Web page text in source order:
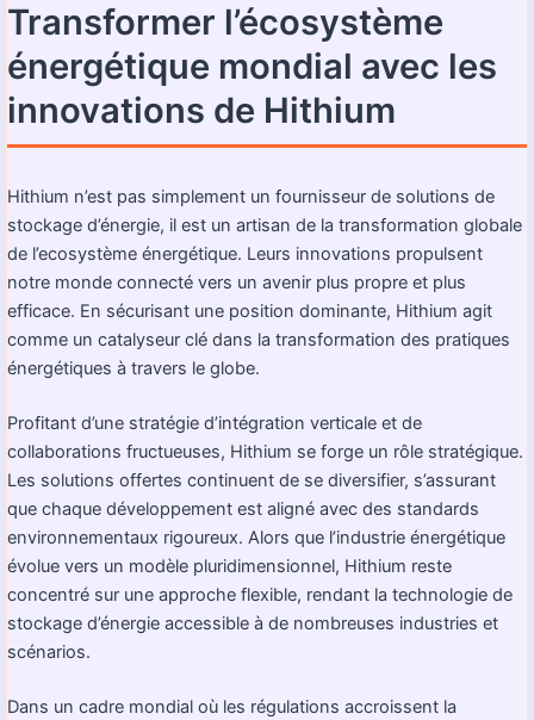
Transformer l’écosystème
énergétique mondial avec les
innovations de Hithium
Hithium n’est pas simplement un fournisseur de solutions de
stockage d’énergie, il est un artisan de la transformation globale
de l’ecosystème énergétique. Leurs innovations propulsent
notre monde connecté vers un avenir plus propre et plus
efficace. En sécurisant une position dominante, Hithium agit
comme un catalyseur clé dans la transformation des pratiques
énergétiques à travers le globe.
Profitant d’une stratégie d’intégration verticale et de
collaborations fructueuses, Hithium se forge un rôle stratégique.
Les solutions offertes continuent de se diversifier, s’assurant
que chaque développement est aligné avec des standards
environnementaux rigoureux. Alors que l’industrie énergétique
évolue vers un modèle pluridimensionnel, Hithium reste
concentré sur une approche flexible, rendant la technologie de
stockage d’énergie accessible à de nombreuses industries et
scénarios.
Dans un cadre mondial où les régulations accroissent la